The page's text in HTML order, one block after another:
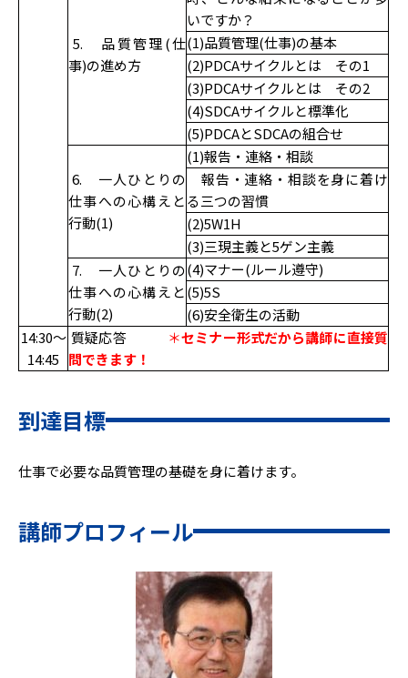
5. 品質管理(仕
事)の進め方
いですか？
(1)品質管理(仕事)の基本
(2)PDCAサイクルとは その1
(3)PDCAサイクルとは その2
(4)SDCAサイクルと標準化
(5)PDCAとSDCAの組合せ
6. 一人ひとりの
仕事への心構えと
行動(1)
(1)報告・連絡・相談
報告・連絡・相談を身に着け
る三つの習慣
(2)5W1H
(3)三現主義と5ゲン主義
7. 一人ひとりの
仕事への心構えと
行動(2)
(4)マナー(ルール遵守)
(5)5S
(6)安全衛生の活動
14:30～
14:45
質疑応答 ＊セミナー形式だから講師に直接質
問できます！
到達目標
仕事で必要な品質管理の基礎を身に着けます。
講師プロフィール